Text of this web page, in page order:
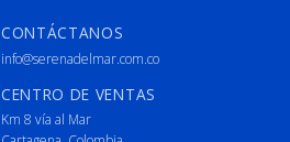
CONTÁCTANOS
info@serenadelmar.com.co
CENTRO DE VENTAS
Km 8 vía al Mar